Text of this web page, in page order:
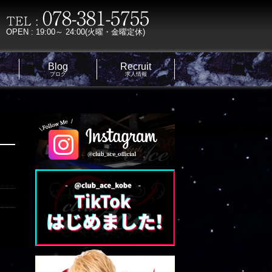
OPEN : 19:00～ 24:00(火曜・金曜定休)
Blog
ブログ
Recruit
求人情報